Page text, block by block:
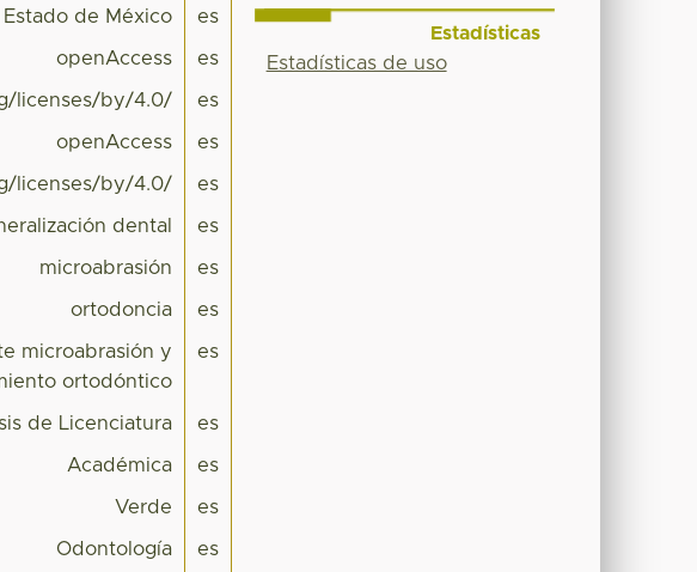
de México es
openAccess es
licenses/by/4.0/ es
openAccess es
licenses/by/4.0/ es
dental es
microabrasión es
ortodoncia es
microabrasión y
ortodóntico
es
de Licenciatura es
Académica es
Verde es
Odontología es
Estadísticas
Estadísticas de uso